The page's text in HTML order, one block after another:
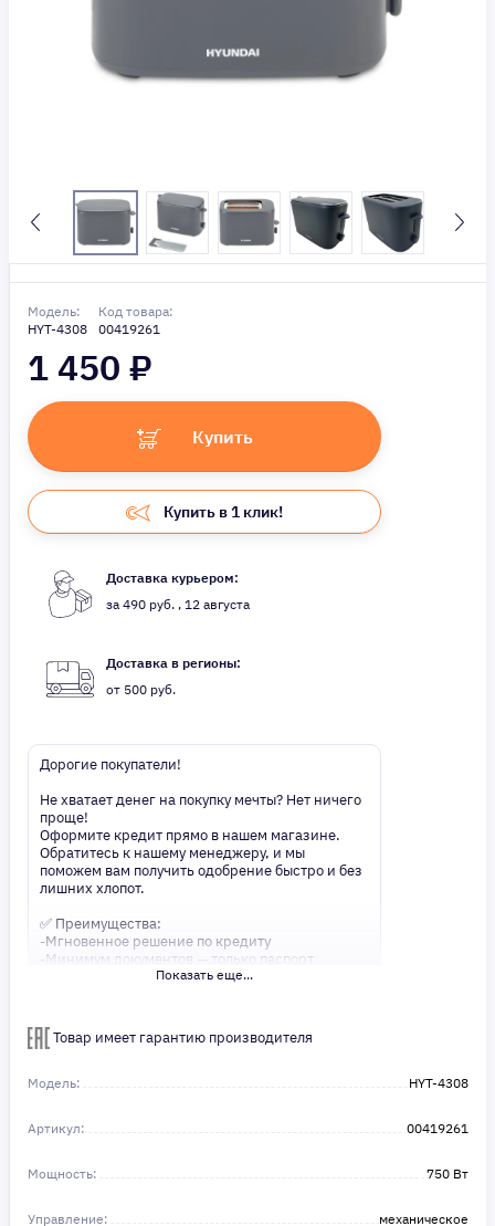
Модель:
HYT-4308
Код товара:
00419261
1 450 ₽
Купить
Купить в 1 клик!
Доставка курьером:
за 490 руб. , 12 августа
Доставка в регионы:
от 500 руб.
Дорогие покупатели!
Не хватает денег на покупку мечты? Нет ничего
проще!
Оформите кредит прямо в нашем магазине.
Обратитесь к нашему менеджеру, и мы
поможем вам получить одобрение быстро и без
лишних хлопот.
✅ Преимущества:
-Мгновенное решение по кредиту
-Минимум документов — только паспорт
-Удобные сроки и низкие процентные ставки
Получите то, что нужно, прямо сейчас. Ваше
удобство — наш приоритет! ✨
в этом!
Показать еще...
Товар имеет гарантию производителя
Модель: HYT-4308
Артикул: 00419261
Мощность: 750 Вт
Управление: механическое